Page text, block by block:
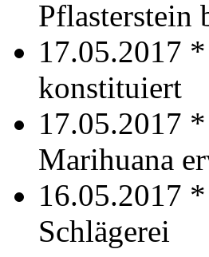
Pflasterstein
17.05.2017 *
konstituiert
17.05.2017 *
Marihuana
16.05.2017 *
Schlägerei